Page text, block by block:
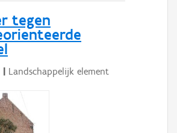
tegen
| Landschappelijk element